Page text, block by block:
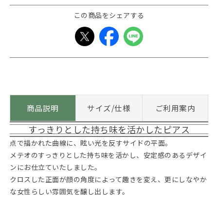
この商品をシェアする
商品説明 サイズ/仕様 ご利用案内
すっきりとした持ち味を活かしたピアス
点で描かれた曲線に、眩い光を反すサイドの平面。
メテオのすっきりとした持ち味を活かし、安定感のあるデザイ
ンにお仕立ていたしました。
クロスした正面が顔の角度によって趣きを変え、更にしなやか
な女性らしい雰囲気を醸し出します。